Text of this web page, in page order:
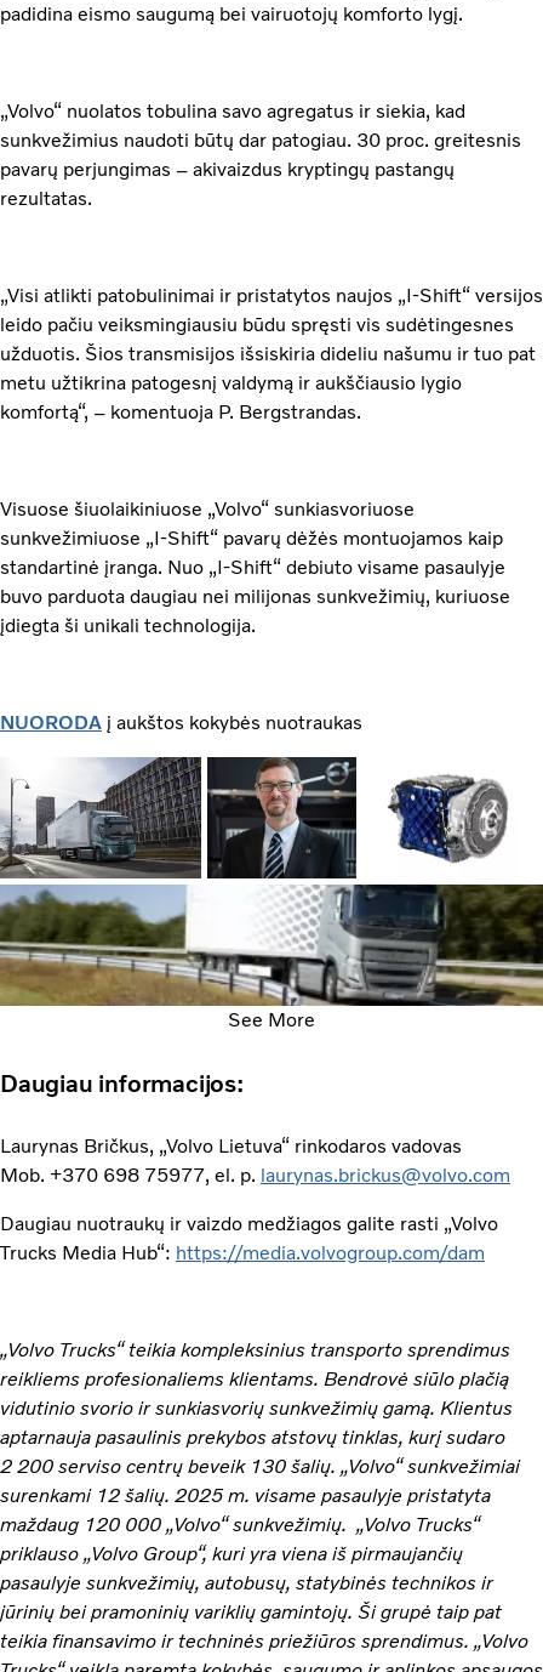
padidina eismo saugumą bei vairuotojų komforto lygį.
„Volvo“ nuolatos tobulina savo agregatus ir siekia, kad
sunkvežimius naudoti būtų dar patogiau. 30 proc. greitesnis
pavarų perjungimas – akivaizdus kryptingų pastangų
rezultatas.
„Visi atlikti patobulinimai ir pristatytos naujos „I-Shift“ versijos
leido pačiu veiksmingiausiu būdu spręsti vis sudėtingesnes
užduotis. Šios transmisijos išsiskiria dideliu našumu ir tuo pat
metu užtikrina patogesnį valdymą ir aukščiausio lygio
komfortą“, – komentuoja P. Bergstrandas.
Visuose šiuolaikiniuose „Volvo“ sunkiasvoriuose
sunkvežimiuose „I-Shift“ pavarų dėžės montuojamos kaip
standartinė įranga. Nuo „I-Shift“ debiuto visame pasaulyje
buvo parduota daugiau nei milijonas sunkvežimių, kuriuose
įdiegta ši unikali technologija.
NUORODA į aukštos kokybės nuotraukas
See More
Daugiau informacijos:
Laurynas Bričkus, „Volvo Lietuva“ rinkodaros vadovas
Mob. +370 698 75977, el. p. laurynas.brickus@volvo.com
Daugiau nuotraukų ir vaizdo medžiagos galite rasti „Volvo
Trucks Media Hub“: https://media.volvogroup.com/dam
„Volvo Trucks“ teikia kompleksinius transporto sprendimus
reikliems profesionaliems klientams. Bendrovė siūlo plačią
vidutinio svorio ir sunkiasvorių sunkvežimių gamą. Klientus
aptarnauja pasaulinis prekybos atstovų tinklas, kurį sudaro
2 200 serviso centrų beveik 130 šalių. „Volvo“ sunkvežimiai
surenkami 12 šalių. 2025 m. visame pasaulyje pristatyta
maždaug 120 000 „Volvo“ sunkvežimių. „Volvo Trucks“
priklauso „Volvo Group“, kuri yra viena iš pirmaujančių
pasaulyje sunkvežimių, autobusų, statybinės technikos ir
jūrinių bei pramoninių variklių gamintojų. Ši grupė taip pat
teikia finansavimo ir techninės priežiūros sprendimus. „Volvo